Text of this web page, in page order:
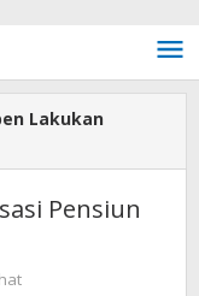
Lakukan
Pensiun